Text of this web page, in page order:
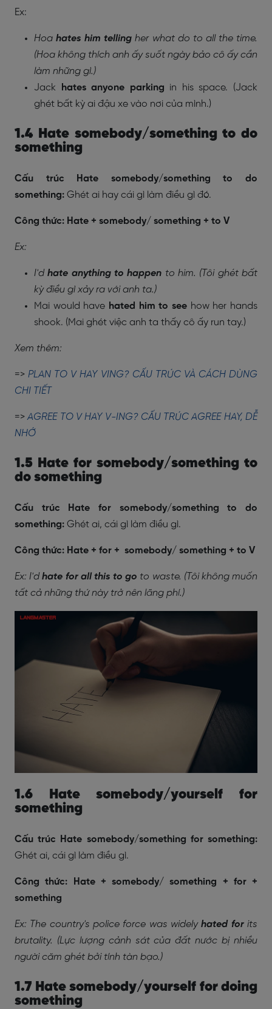
Ex:
Hoahates him telling her what do to all the time.
(Hoa không thích anh ấy suốt ngày bảo cô ấy cần
làm những gì.)
Jack
hates anyone parking in his space. (Jack
ghét bất kỳ ai đậu xe vào nơi của mình.)
1.4 Hate somebody/something to do
something
Cấu trúc Hate somebody/something to do
something: Ghét ai hay cái gì làm điều gì đó.
Công thức: Hate + somebody/ something + to V
Ex:
I'dhate anything to happen to him. (Tôi ghét bất
kỳ điều gì xảy ra với anh ta.)
Mai would have hated him to see how her hands
shook. (Mai ghét việc anh ta thấy cô ấy run tay.)
Xem thêm:
=>PLAN TO V HAY VING? CẤU TRÚC VÀ CÁCH DÙNG
CHI TIẾT
=>AGREE TO V HAY V-ING? CẤU TRÚC AGREE HAY, DỄ
NHỚ
1.5 Hate for somebody/something to
do something
Cấu trúc Hate for somebody/something to do
something: Ghét ai, cái gì làm điều gì.
Công thức: Hate + for + somebody/ something + to V
Ex: I'dhate for all this to go to waste. (Tôi không muốn
tất cả những thứ này trở nên lãng phí.)
1.6 Hate somebody/yourself for
something
Cấu trúc Hate somebody/something for something:
Ghét ai, cái gì làm điều gì.
Công
thức: Hate + somebody/ something + for +
something
Ex: The country's police force was widelyhated forits
brutality. (Lực lượng cảnh sát của đất nước bị nhiều
người căm ghét bởi tính tàn bạo.)
1.7 Hate somebody/yourself for doing
something